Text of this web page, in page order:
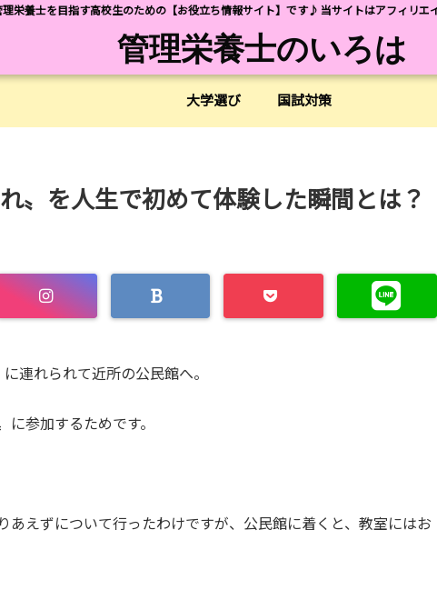
栄養士を目指す高校生のための【お役立ち情報サイト】です♪ 当サイトはアフィリエ
管理栄養士のいろは
大学選び 国試対策
〟を人生で初めて体験した瞬間とは？
連れられて近所の公民館へ。
参加するためです。
あえずについて行ったわけですが、公民館に着くと、教室にはお